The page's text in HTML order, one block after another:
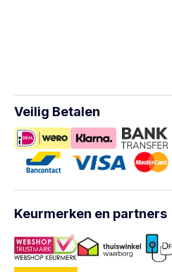
Veilig Betalen
Keurmerken en partners